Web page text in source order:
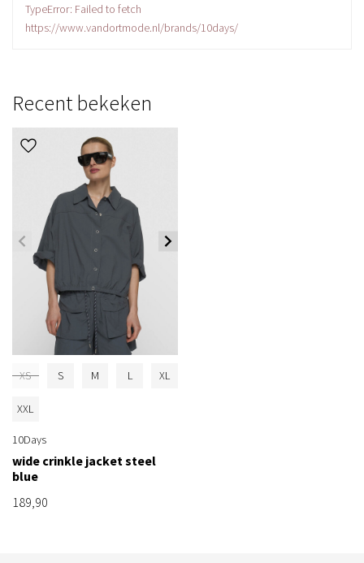
TypeError: Failed to fetch
https://www.vandortmode.nl/brands/10days/
Recent bekeken
XS S M L XL
XXL
10Days
wide crinkle jacket steel
blue
189,90